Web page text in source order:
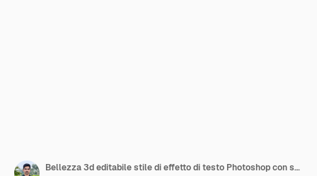
Bellezza 3d editabile stile di effetto di testo Photoshop con sfondo